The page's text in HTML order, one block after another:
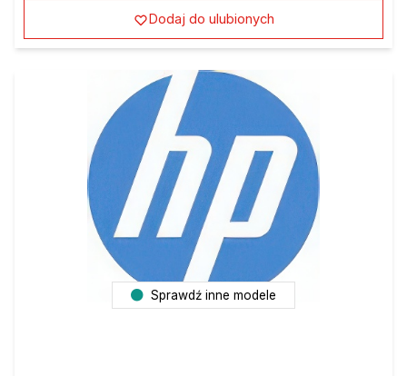
Dodaj do ulubionych
Sprawdź inne modele